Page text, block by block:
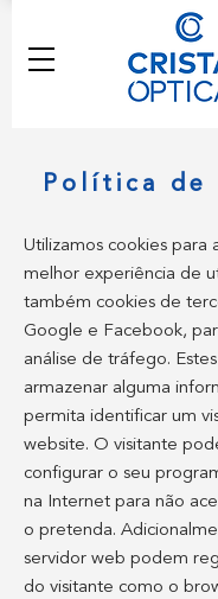
Política de
Utilizamos cookies para
melhor experiência de
também cookies de
Google e Facebook,
análise de tráfego.
armazenar alguma
permita identificar um
website. O visitante
configurar o seu
na Internet para não
o pretenda.
servidor web podem
do visitante como o